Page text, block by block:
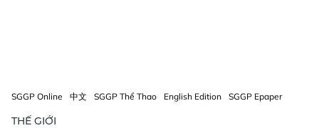
SGGP Online 中文 SGGP Thể Thao English Edition SGGP Epaper
THẾ GIỚI